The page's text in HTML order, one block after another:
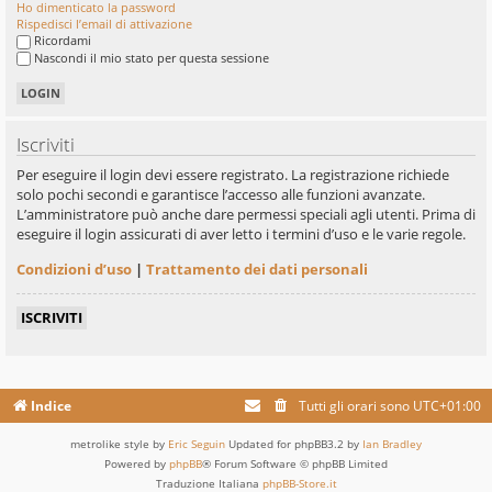
Ho dimenticato la password
Rispedisci l’email di attivazione
Ricordami
Nascondi il mio stato per questa sessione
Iscriviti
Per eseguire il login devi essere registrato. La registrazione richiede
solo pochi secondi e garantisce l’accesso alle funzioni avanzate.
L’amministratore può anche dare permessi speciali agli utenti. Prima di
eseguire il login assicurati di aver letto i termini d’uso e le varie regole.
Condizioni d’uso | Trattamento dei dati personali
ISCRIVITI
Indice Tutti gli orari sono UTC+01:00
metrolike style by Eric Seguin Updated for phpBB3.2 by Ian Bradley
Powered by phpBB® Forum Software © phpBB Limited
Traduzione Italiana phpBB-Store.it